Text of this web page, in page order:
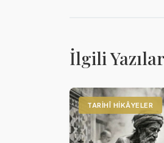
İlgili Yazılar
TARIHÎ HIKÂYELER